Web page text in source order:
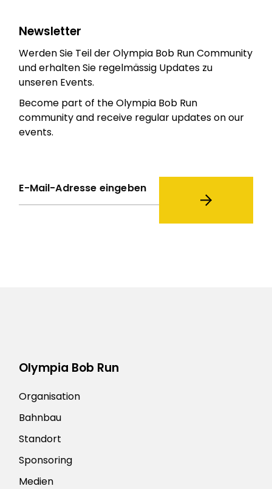
Newsletter
Werden Sie Teil der Olympia Bob Run Community
und erhalten Sie regelmässig Updates zu
unseren Events.
Become part of the Olympia Bob Run
community and receive regular updates on our
events.
Olympia Bob Run
Organisation
Bahnbau
Standort
Sponsoring
Medien